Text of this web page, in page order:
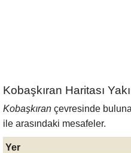
Kobaşkıran Haritası
Kobaşkıran çevresinde
ile arasındaki mesafeler.
Yer